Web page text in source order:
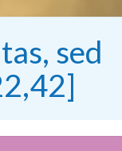
sed